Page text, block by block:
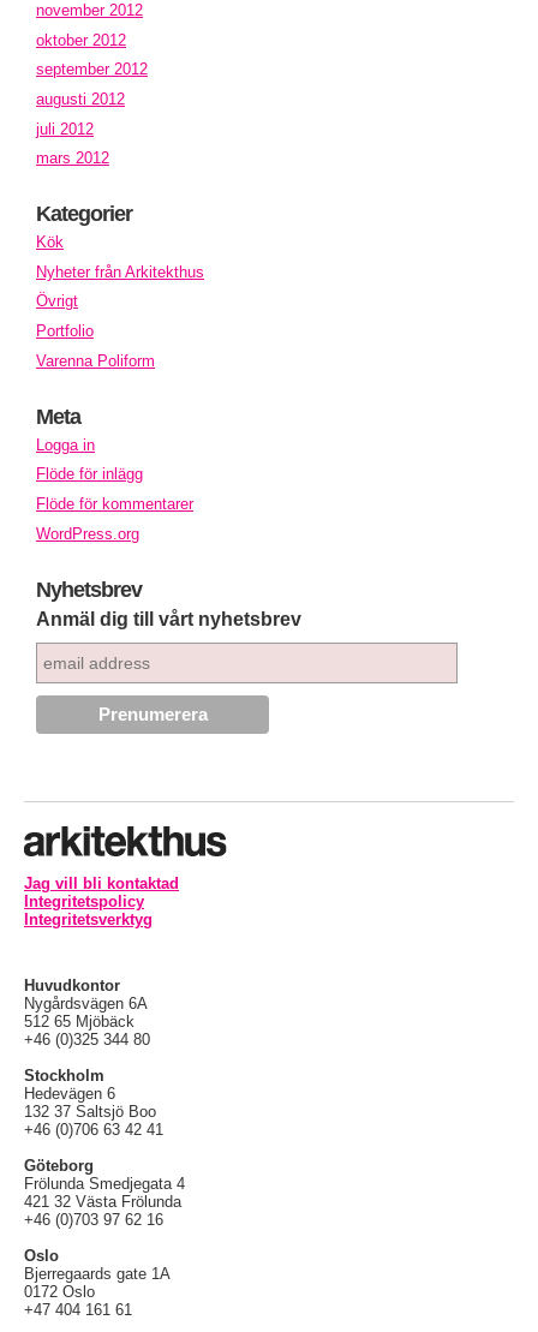
november 2012
oktober 2012
september 2012
augusti 2012
juli 2012
mars 2012
Kategorier
Kök
Nyheter från Arkitekthus
Övrigt
Portfolio
Varenna Poliform
Meta
Logga in
Flöde för inlägg
Flöde för kommentarer
WordPress.org
Nyhetsbrev
Anmäl dig till vårt nyhetsbrev
Jag vill bli kontaktad
Integritetspolicy
Integritetsverktyg
Huvudkontor
Nygårdsvägen 6A
512 65 Mjöbäck
+46 (0)325 344 80
Stockholm
Hedevägen 6
132 37 Saltsjö Boo
+46 (0)706 63 42 41
Göteborg
Frölunda Smedjegata 4
421 32 Västa Frölunda
+46 (0)703 97 62 16
Oslo
Bjerregaards gate 1A
0172 Oslo
+47 404 161 61